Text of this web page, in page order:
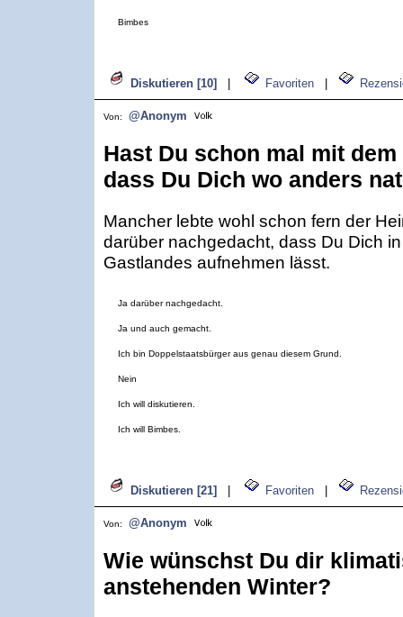
Bimbes
Diskutieren [10] Favoriten
Von: @Anonym
Hast Du schon mal mit
dass Du Dich wo anders
Mancher lebte wohl schon fern der
darüber nachgedacht, dass Du Dich
Gastlandes aufnehmen lässt.
Ja darüber nachgedacht.
Ja und auch gemacht.
Ich bin Doppelstaatsbürger aus genau diesem Grund.
Nein
Ich will diskutieren.
Ich will Bimbes.
Diskutieren [21] Favoriten
Von: @Anonym
Wie wünschst Du dir
anstehenden Winter?